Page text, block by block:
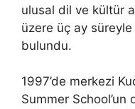
ulusal dil ve kültür
üzere üç ay
bulundu.
1997’de merkezi
Summer